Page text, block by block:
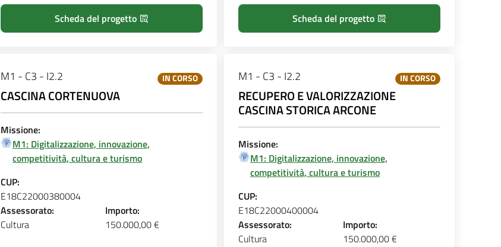
Scheda del progetto Scheda del progetto
M1 - C3 - I2.2 IN CORSO
CASCINA CORTENUOVA
Missione:
M1: Digitalizzazione, innovazione,
competitività, cultura e turismo
CUP:
E18C22000380004
Assessorato:
Cultura
Importo:
150.000,00 €
M1 - C3 - I2.2 IN CORSO
RECUPERO E VALORIZZAZIONE
CASCINA STORICA ARCONE
Missione:
M1: Digitalizzazione, innovazione,
competitività, cultura e turismo
CUP:
E18C22000400004
Assessorato:
Cultura
Importo:
150.000,00 €